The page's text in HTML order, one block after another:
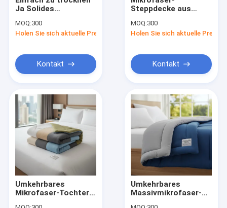
Produkte
Videos
Über uns
Fabrik Tour
Ja Solides
Dauerhaft
Gemütliches
Hotels Motels und
Gastfreundschaft
MOQ:300
Holen Sie sich aktuelle Preis
Kontakt
Steppdecke aus
aus Polyester,
Material 150 bis 400
langlebig
MOQ:300
Holen Sie sich aktuelle Preis
Kontakt
Umkehrbares
Mikrofaser-Tochter
Umkehrbares
Massivmikrofaser-